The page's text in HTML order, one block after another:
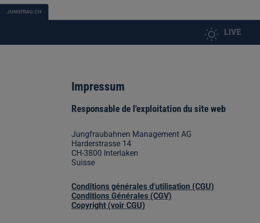
JUNGFRAU.CH
LIVE
Impressum
Responsable de l'exploitation du site web
Jungfraubahnen Management AG
Harderstrasse 14
CH-3800 Interlaken
Suisse
Conditions générales d'utilisation (CGU)
Conditions Générales (CGV)
Copyright (voir CGU)